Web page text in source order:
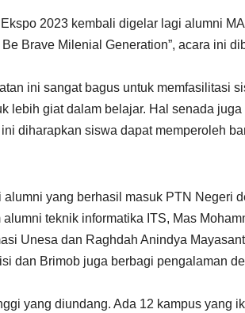
2023 kembali digelar lagi alumni
Brave Milenial Generation”, acara ini
ini sangat bagus untuk memfasilitasi
lebih giat dalam belajar. Hal senada juga
diharapkan siswa dapat memperoleh
yang berhasil masuk PTN Negeri
teknik informatika ITS, Mas
Unesa dan Raghdah Anindya
dan Brimob juga berbagi pengalaman
yang diundang. Ada 12 kampus yang